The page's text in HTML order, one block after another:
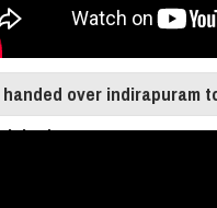
handed over indirapuram